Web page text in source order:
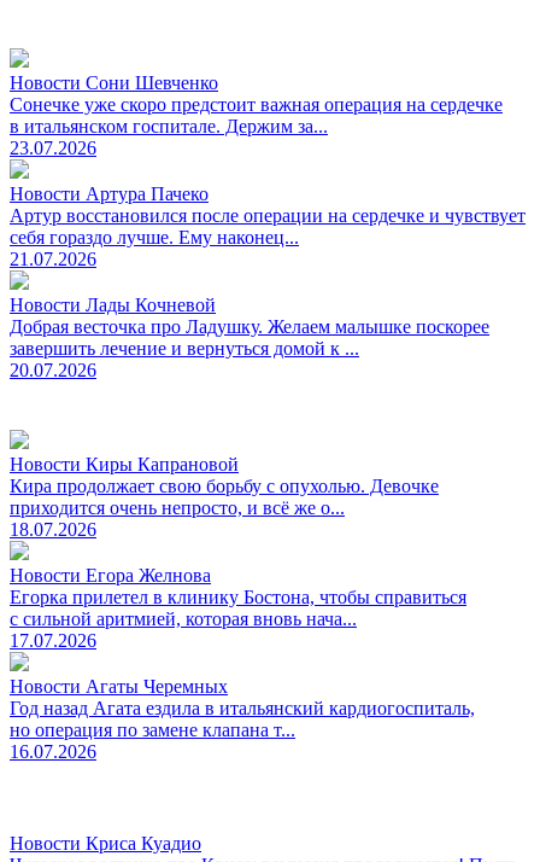
Новости Сони Шевченко
Сонечке уже скоро предстоит важная операция на сердечке
в итальянском госпитале. Держим за...
23.07.2026
Новости Артура Пачеко
Артур восстановился после операции на сердечке и чувствует
себя гораздо лучше. Ему наконец...
21.07.2026
Новости Лады Кочневой
Добрая весточка про Ладушку. Желаем малышке поскорее
завершить лечение и вернуться домой к ...
20.07.2026
Новости Киры Капрановой
Кира продолжает свою борьбу с опухолью. Девочке
приходится очень непросто, и всё же о...
18.07.2026
Новости Егора Желнова
Егорка прилетел в клинику Бостона, чтобы справиться
с сильной аритмией, которая вновь нача...
17.07.2026
Новости Агаты Черемных
Год назад Агата ездила в итальянский кардиогоспиталь,
но операция по замене клапана т...
16.07.2026
Новости Криса Куадио